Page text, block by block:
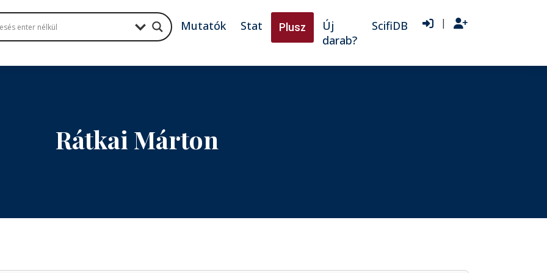
Mutatók Stat Plusz
Új
darab?
ScifiDB |
Rátkai Márton